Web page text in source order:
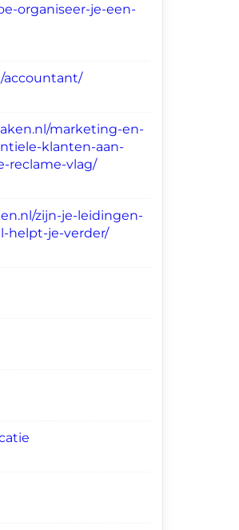
organiseer-je-een-
accountant/
marketing-en-
klanten-aan-
reclame-vlag/
zijn-je-leidingen-
helpt-je-verder/